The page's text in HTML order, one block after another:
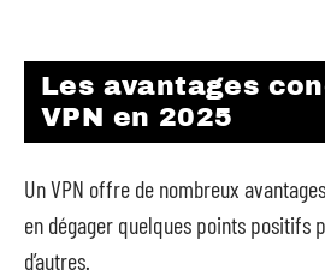
Les avantages
VPN en 2025
Un VPN offre de nombreux
en dégager quelques points positifs
d’autres.